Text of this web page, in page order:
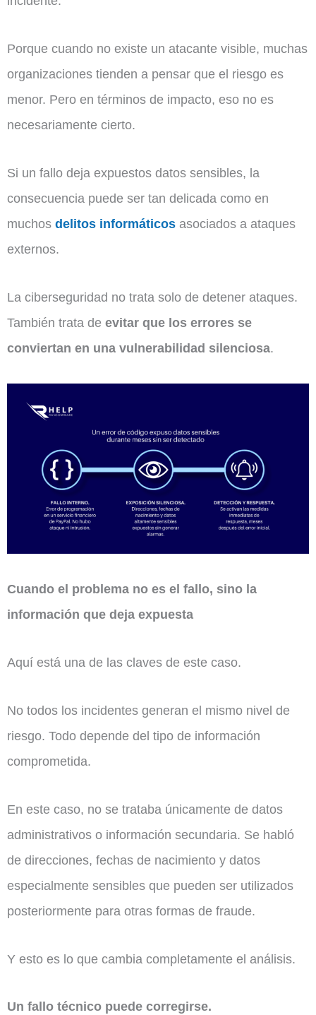
Porque cuando no existe un atacante visible, muchas
organizaciones tienden a pensar que el riesgo es
menor. Pero en términos de impacto, eso no es
necesariamente cierto.
Si un fallo deja expuestos datos sensibles, la
consecuencia puede ser tan delicada como en
muchos delitos informáticos asociados a ataques
externos.
La ciberseguridad no trata solo de detener ataques.
También trata de evitar que los errores se
conviertan en una vulnerabilidad silenciosa.
Cuando el problema no es el fallo, sino la
información que deja expuesta
Aquí está una de las claves de este caso.
No todos los incidentes generan el mismo nivel de
riesgo. Todo depende del tipo de información
comprometida.
En este caso, no se trataba únicamente de datos
administrativos o información secundaria. Se habló
de direcciones, fechas de nacimiento y datos
especialmente sensibles que pueden ser utilizados
posteriormente para otras formas de fraude.
Y esto es lo que cambia completamente el análisis.
Un fallo técnico puede corregirse.